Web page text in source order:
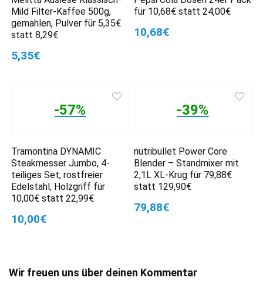
Mild Filter-Kaffee 500g,
gemahlen, Pulver für 5,35€
statt 8,29€
5,35€
für 10,68€ statt 24,00€
10,68€
-57%
Tramontina DYNAMIC
Steakmesser Jumbo, 4-
teiliges Set, rostfreier
Edelstahl, Holzgriff für
10,00€ statt 22,99€
10,00€
-39%
nutribullet Power Core
Blender – Standmixer mit
2,1L XL-Krug für 79,88€
statt 129,90€
79,88€
Wir freuen uns über deinen Kommentar